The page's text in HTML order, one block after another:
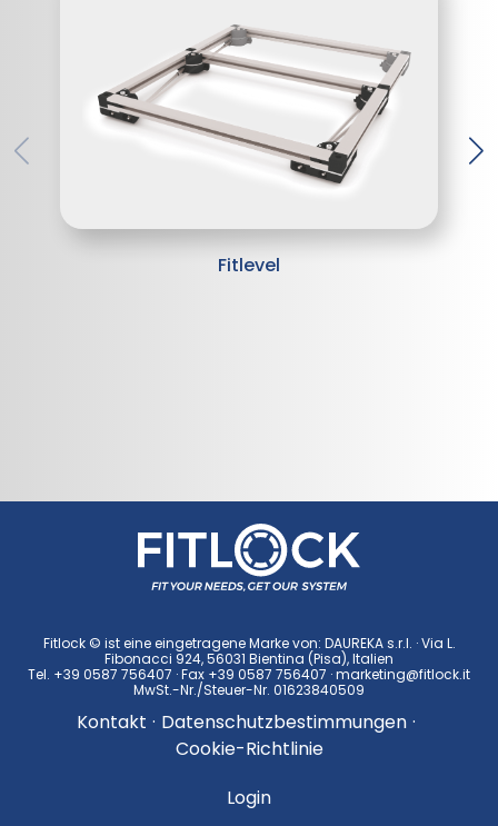
Fitlevel
Fitlock © ist eine eingetragene Marke von: DAUREKA s.r.l. · Via L.
Fibonacci 924, 56031 Bientina (Pisa), Italien
Tel. +39 0587 756407 · Fax +39 0587 756407 ·marketing@fitlock.it
MwSt.-Nr./Steuer-Nr. 01623840509
Kontakt · Datenschutzbestimmungen ·
Cookie-Richtlinie
Login